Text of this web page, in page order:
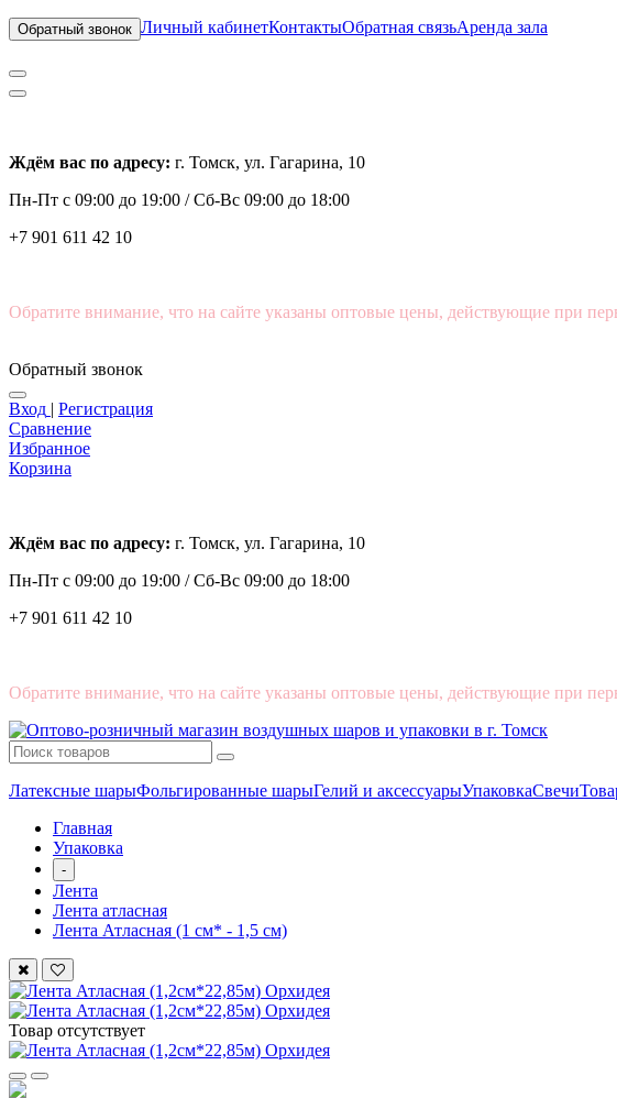
Обратный звонок Личный кабинетКонтактыОбратная связьАренда зала
Ждём вас по адресу: г. Томск, ул. Гагарина, 10
Пн-Пт с 09:00 до 19:00 /Сб-Вс 09:00 до 18:00
+7 901 611 42 10
Обратите внимание, что на сайте указаны оптовые цены, действующие при
Обратный звонок
Вход | Регистрация
Сравнение
Избранное
Корзина
Ждём вас по адресу: г. Томск, ул. Гагарина, 10
Пн-Пт с 09:00 до 19:00 /Сб-Вс 09:00 до 18:00
+7 901 611 42 10
Обратите внимание, что на сайте указаны оптовые цены, действующие при
Латексные шарыФольгированные шарыГелий и аксессуарыУпаковкаСвечи
Главная
Упаковка
-
Лента
Лента атласная
Лента Атласная (1 см* - 1,5 см)
Товар отсутствует